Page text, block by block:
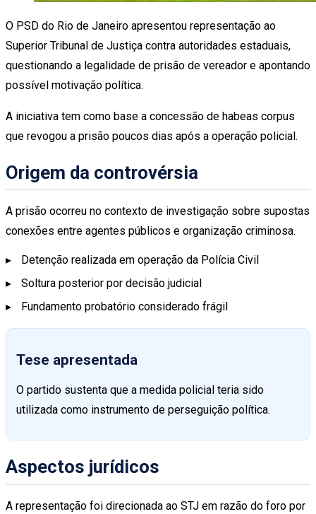
O PSD do Rio de Janeiro apresentou representação ao
Superior Tribunal de Justiça contra autoridades estaduais,
questionando a legalidade de prisão de vereador e apontando
possível motivação política.
A iniciativa tem como base a concessão de habeas corpus
que revogou a prisão poucos dias após a operação policial.
Origem da controvérsia
A prisão ocorreu no contexto de investigação sobre supostas
conexões entre agentes públicos e organização criminosa.
Detenção realizada em operação da Polícia Civil
Soltura posterior por decisão judicial
Fundamento probatório considerado frágil
Tese apresentada
O partido sustenta que a medida policial teria sido
utilizada como instrumento de perseguição política.
Aspectos jurídicos
A representação foi direcionada ao STJ em razão do foro por